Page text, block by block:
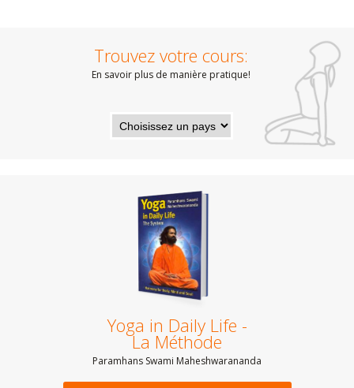
Trouvez votre cours:
En savoir plus de manière pratique!
Yoga in Daily Life -
La Méthode
Paramhans Swami Maheshwarananda